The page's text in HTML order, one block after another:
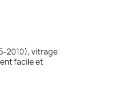
2010), vitrage
facile et